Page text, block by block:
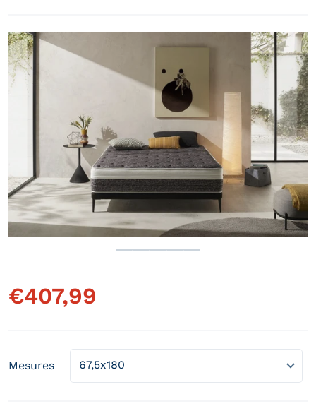
products/colchon-visco-luxury-oasis-natur_6ce4dc10-
Ouvrir le média 1 en vue
€407,99
Mesures